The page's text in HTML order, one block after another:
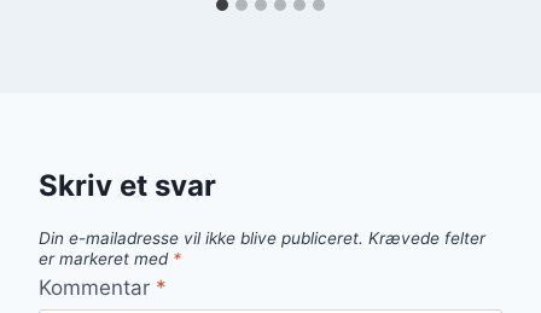
Skriv et svar
Din e-mailadresse vil ikke blive publiceret. Krævede felter
er markeret med *
Kommentar *